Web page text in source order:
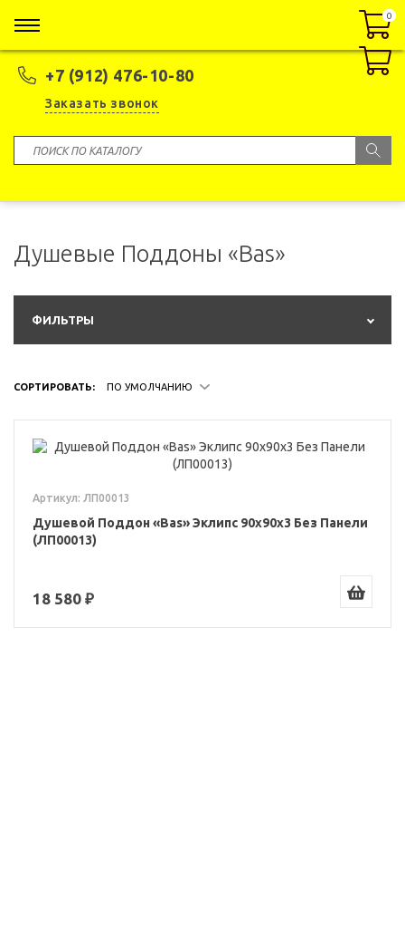
+7 (912) 476-10-80
Заказать звонок
0
0
Душевые Поддоны «Bas»
ФИЛЬТРЫ
СОРТИРОВАТЬ: ПО УМОЛЧАНИЮ
Артикул: ЛП00013
Душевой Поддон «Bas» Эклипс 90x90x3 Без Панели
(ЛП00013)
18 580 ₽